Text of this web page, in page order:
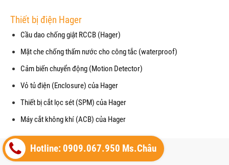
Thiết bị điện Hager
Cầu dao chống giật RCCB (Hager)
Mặt che chống thấm nước cho công tắc (waterproof)
Cảm biến chuyển động (Motion Detector)
Vỏ tủ điện (Enclosure) của Hager
Thiết bị cắt lọc sét (SPM) của Hager
Máy cắt không khí (ACB) của Hager
Copyright© 2021
Hotline: 0909.067.950 Ms.Châu